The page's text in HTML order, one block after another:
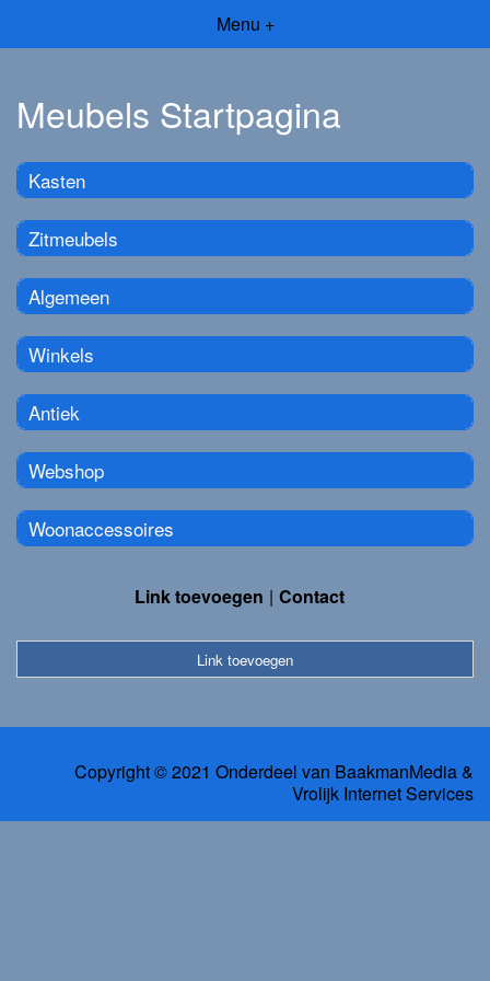
Menu +
Meubels Startpagina
Kasten
Zitmeubels
Algemeen
Winkels
Antiek
Webshop
Woonaccessoires
Link toevoegen Contact
Link toevoegen
Copyright © 2021 Onderdeel van BaakmanMedia&
Vrolijk Internet Services